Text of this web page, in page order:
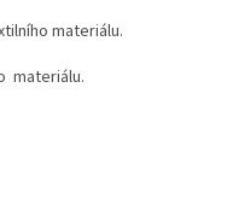
materiálu.
materiálu.